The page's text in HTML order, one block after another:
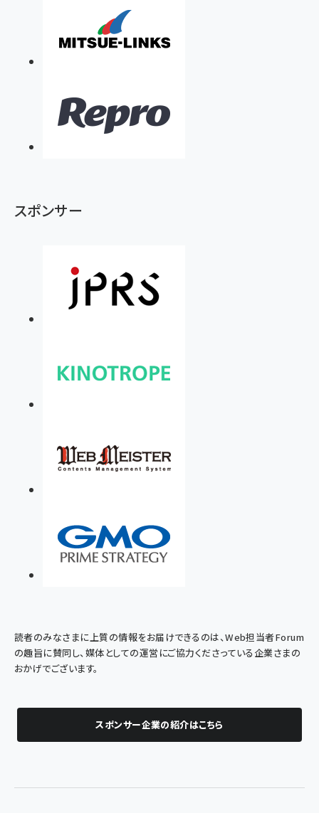
スポンサー
読者のみなさまに上質の情報をお届けできるのは、Web担当者Forum
の趣旨に賛同し、媒体としての運営にご協力くださっている企業さまの
おかげでございます。
スポンサー企業の紹介はこちら